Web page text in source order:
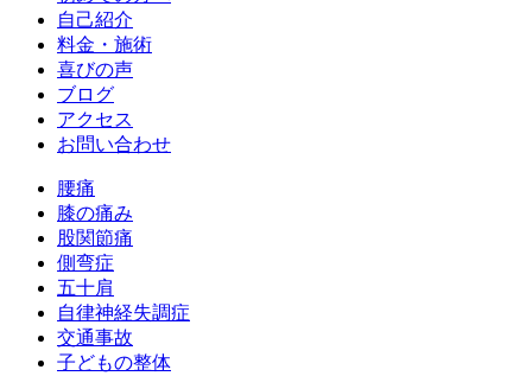
自己紹介
料金・施術
喜びの声
ブログ
アクセス
お問い合わせ
腰痛
膝の痛み
股関節痛
側弯症
五十肩
自律神経失調症
交通事故
子どもの整体